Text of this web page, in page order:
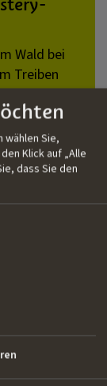
Wald bei
Treiben
in der
Mai
wählen Sie,
Klick auf „Alle
dass Sie den